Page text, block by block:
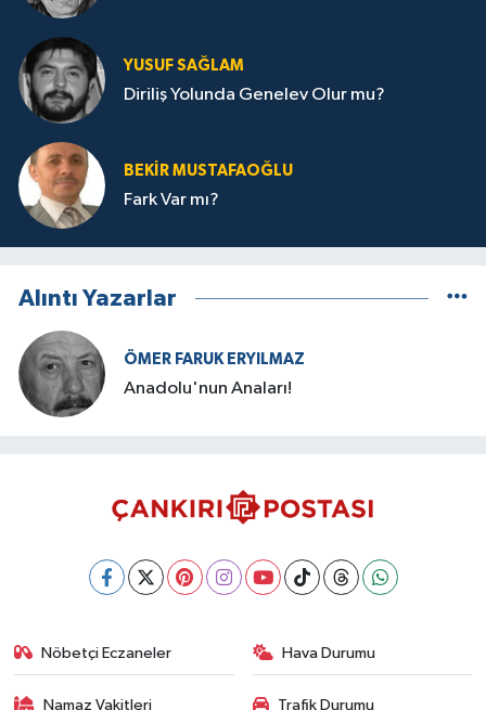
YUSUF SAĞLAM
Diriliş Yolunda Genelev Olur mu?
BEKIR MUSTAFAOĞLU
Fark Var mı?
Alıntı Yazarlar
ÖMER FARUK ERYILMAZ
Anadolu'nun Anaları!
Nöbetçi Eczaneler Hava Durumu
Namaz Vakitleri Trafik Durumu